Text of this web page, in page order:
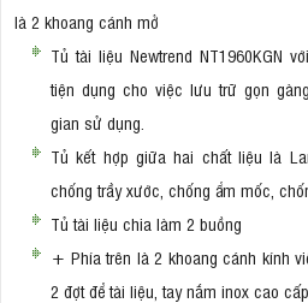
là 2 khoang cánh mở
Tủ tài liệu Newtrend NT1960KGN
tiện dụng cho việc lưu trữ gọn
gian sử dụng.
Tủ kết hợp giữa hai chất liệu là
chống trầy xước, chống ẩm mốc,
Tủ tài liệu chia làm 2 buồng
+ Phía trên là 2 khoang cánh kính
2 đợt để tài liệu, tay nắm inox cao cấp